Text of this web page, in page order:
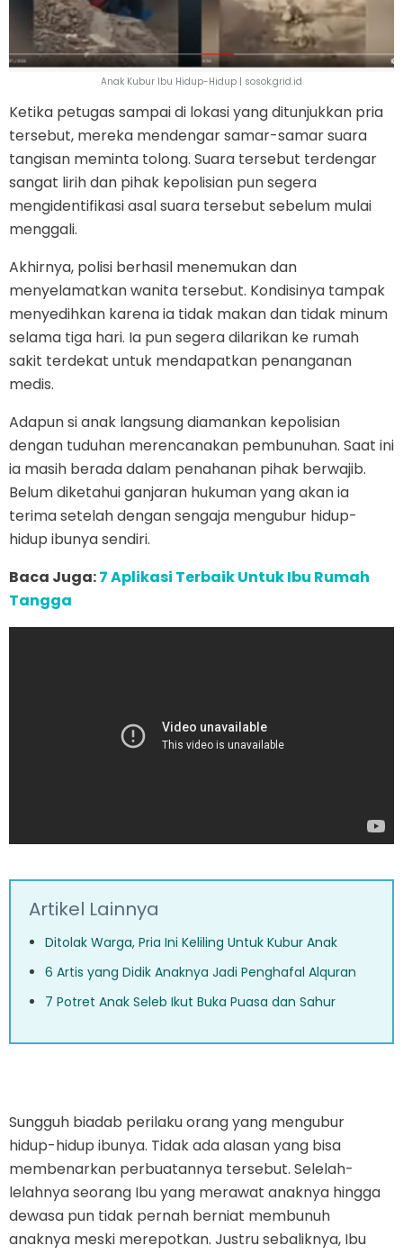
Anak Kubur Ibu Hidup-Hidup | sosok.grid.id
Ketika petugas sampai di lokasi yang ditunjukkan pria
tersebut, mereka mendengar samar-samar suara
tangisan meminta tolong. Suara tersebut terdengar
sangat lirih dan pihak kepolisian pun segera
mengidentifikasi asal suara tersebut sebelum mulai
menggali.
Akhirnya, polisi berhasil menemukan dan
menyelamatkan wanita tersebut. Kondisinya tampak
menyedihkan karena ia tidak makan dan tidak minum
selama tiga hari. Ia pun segera dilarikan ke rumah
sakit terdekat untuk mendapatkan penanganan
medis.
Adapun si anak langsung diamankan kepolisian
dengan tuduhan merencanakan pembunuhan. Saat ini
ia masih berada dalam penahanan pihak berwajib.
Belum diketahui ganjaran hukuman yang akan ia
terima setelah dengan sengaja mengubur hidup-
hidup ibunya sendiri.
Baca Juga:7 Aplikasi Terbaik Untuk Ibu Rumah
Tangga
Artikel Lainnya
Ditolak Warga, Pria Ini Keliling Untuk Kubur Anak
6 Artis yang Didik Anaknya Jadi Penghafal Alquran
7 Potret Anak Seleb Ikut Buka Puasa dan Sahur
Sungguh biadab perilaku orang yang mengubur
hidup-hidup ibunya. Tidak ada alasan yang bisa
membenarkan perbuatannya tersebut. Selelah-
lelahnya seorang Ibu yang merawat anaknya hingga
dewasa pun tidak pernah berniat membunuh
anaknya meski merepotkan. Justru sebaliknya, Ibu